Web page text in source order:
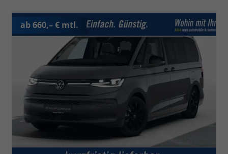
ab 660,– € mtl.